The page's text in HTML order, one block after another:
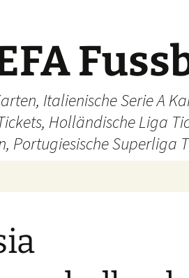
Italienische Serie A
Holländische Liga
Portugiesische Superliga